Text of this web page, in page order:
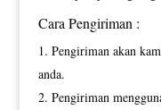
Cara Pengiriman :
Pengiriman akan
anda.
Pengiriman